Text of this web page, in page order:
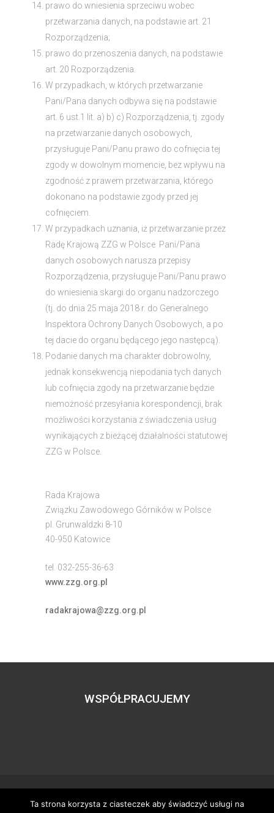
prawo do wniesienia sprzeciwu wobec
przetwarzania danych, na podstawie art. 21
Rozporządzenia;
prawo do przenoszenia danych, na podstawie
art. 20 Rozporządzenia.
W przypadkach, w których przetwarzanie
Pani/Pana danych odbywa się na podstawie
art. 6 ust.1 lit. a) b) c) Rozporządzenia, tj. zgody
na przetwarzanie danych osobowych,
przysługuje Pani/Panu prawo do cofnięcia tej
zgody w dowolnym momencie, bez wpływu na
zgodność z prawem przetwarzania, którego
dokonano na podstawie zgody przed jej
cofnięciem.
W przypadkach uznania, iż przetwarzanie przez
Radę Krajową ZZG w Polsce Pani/Pana
danych osobowych narusza przepisy
Rozporządzenia, przysługuje Pani/Panu prawo
do wniesienia skargi do organu nadzorczego
(tj. do dnia 25 maja 2018 r. do Generalnego
Inspektora Ochrony Danych Osobowych, a po
tej dacie do organu będącego jego następcą).
Podanie danych ma charakter dobrowolny,
jednak konsekwencją niepodania tych danych
lub cofnięcia zgody na przetwarzanie będzie
niemożność przesyłania korespondencji, brak
możliwości korzystania z świadczenia usług
wynikających z bieżącej działalności statutowej
ZZG w Polsce.
Rada Krajowa
Związku Zawodowego Górników w Polsce
pl. Grunwaldzki 8-10
40-950 Katowice
tel. 032-255-36-63
www.zzg.org.pl
radakrajowa@zzg.org.pl
WSPÓŁPRACUJEMY
Ta strona korzysta z ciasteczek aby świadczyć usługi na